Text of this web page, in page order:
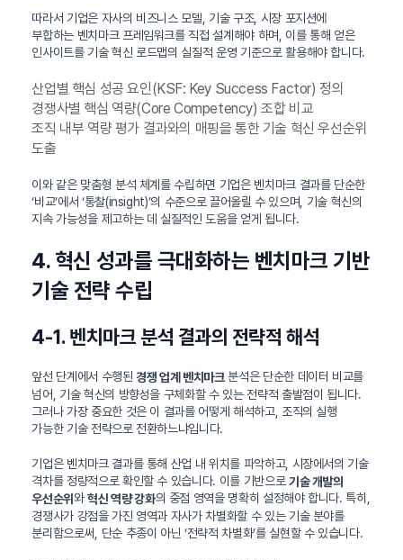
따라서 기업은 자사의 비즈니스 모델, 기술 구조, 시장 포지션에
부합하는 벤치마크 프레임워크를 직접 설계해야 하며, 이를 통해 얻은
인사이트를 기술 혁신 로드맵의 실질적 운영 기준으로 활용해야 합니다.
산업별 핵심 성공 요인(KSF: Key Success Factor) 정의
경쟁사별 핵심 역량(Core Competency) 조합 비교
조직 내부 역량 평가 결과와의 매핑을 통한 기술 혁신 우선순위
도출
이와 같은 맞춤형 분석 체계를 수립하면 기업은 벤치마크 결과를 단순한
‘비교’에서 ‘통찰(insight)’의 수준으로 끌어올릴 수 있으며, 기술 혁신의
지속 가능성을 제고하는 데 실질적인 도움을 얻게 됩니다.
4. 혁신 성과를 극대화하는 벤치마크 기반
기술 전략 수립
4-1. 벤치마크 분석 결과의 전략적 해석
앞선 단계에서 수행된경쟁 업계 벤치마크 분석은 단순한 데이터 비교를
넘어, 기술 혁신의 방향성을 구체화할 수 있는 전략적 출발점이 됩니다.
그러나 가장 중요한 것은 이 결과를 어떻게 해석하고, 조직의 실행
가능한 기술 전략으로 전환하느냐입니다.
기업은 벤치마크 결과를 통해 산업 내 위치를 파악하고, 시장에서의 기술
격차를 정량적으로 확인할 수 있습니다. 이를 기반으로 기술 개발의
우선순위와혁신 역량 강화의 중점 영역을 명확히 설정해야 합니다. 특히,
경쟁사가 강점을 가진 영역과 자사가 차별화할 수 있는 기술 분야를
분리함으로써, 단순 추종이 아닌 ‘전략적 차별화’를 실현할 수 있습니다.